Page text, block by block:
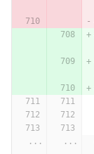
...
...